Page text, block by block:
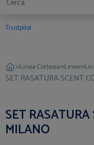
Trustpilot
>>Linea Cortesia>>Linee>>
SET RASATURA SCENT
SET
MILANO